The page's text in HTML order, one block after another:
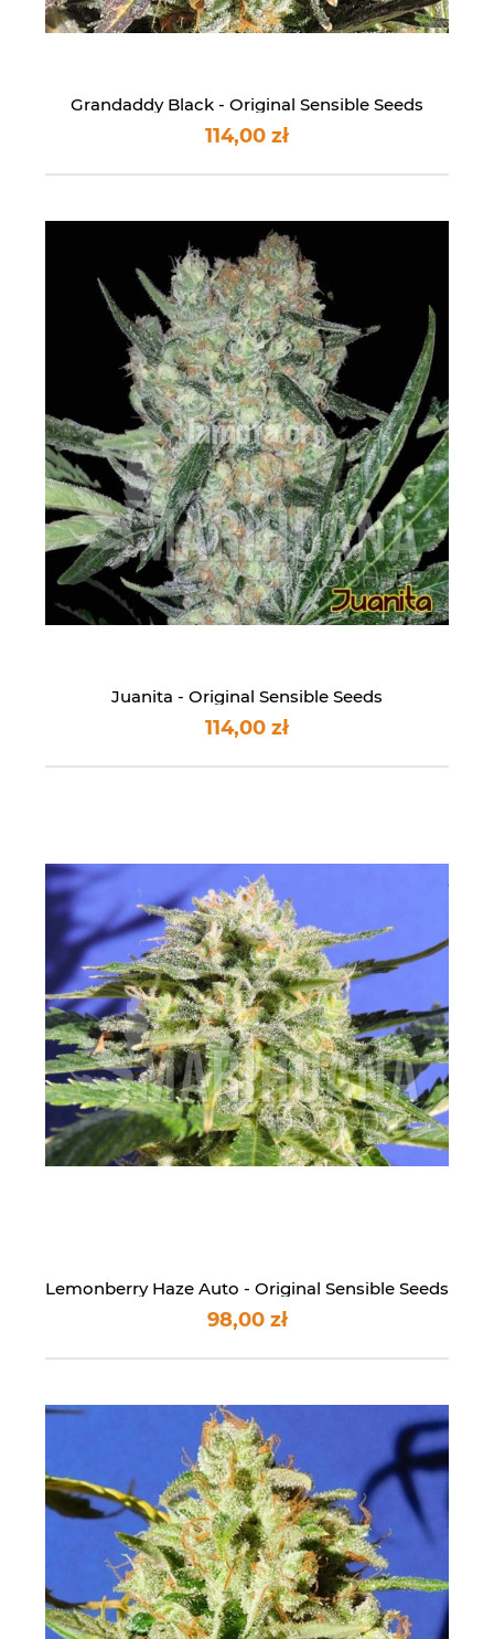
Grandaddy Black - Original Sensible Seeds
114,00 zł
Juanita - Original Sensible Seeds
114,00 zł
Lemonberry Haze Auto - Original Sensible Seeds
98,00 zł